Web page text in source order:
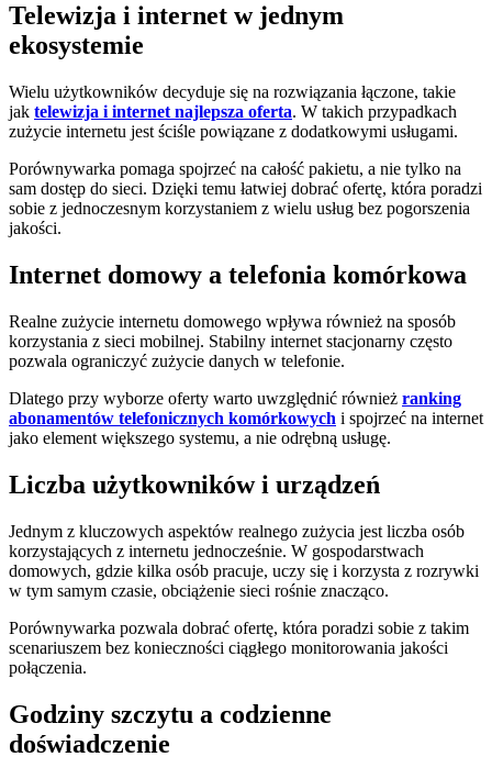
Telewizja i internet w jednym
ekosystemie
Wielu użytkowników decyduje się na rozwiązania łączone, takie
jak telewizja i internet najlepsza oferta. W takich przypadkach
zużycie internetu jest ściśle powiązane z dodatkowymi usługami.
Porównywarka pomaga spojrzeć na całość pakietu, a nie tylko na
sam dostęp do sieci. Dzięki temu łatwiej dobrać ofertę, która poradzi
sobie z jednoczesnym korzystaniem z wielu usług bez pogorszenia
jakości.
Internet domowy a telefonia komórkowa
Realne zużycie internetu domowego wpływa również na sposób
korzystania z sieci mobilnej. Stabilny internet stacjonarny często
pozwala ograniczyć zużycie danych w telefonie.
Dlatego przy wyborze oferty warto uwzględnić również ranking
abonamentów telefonicznych komórkowych i spojrzeć na internet
jako element większego systemu, a nie odrębną usługę.
Liczba użytkowników i urządzeń
Jednym z kluczowych aspektów realnego zużycia jest liczba osób
korzystających z internetu jednocześnie. W gospodarstwach
domowych, gdzie kilka osób pracuje, uczy się i korzysta z rozrywki
w tym samym czasie, obciążenie sieci rośnie znacząco.
Porównywarka pozwala dobrać ofertę, która poradzi sobie z takim
scenariuszem bez konieczności ciągłego monitorowania jakości
połączenia.
Godziny szczytu a codzienne
doświadczenie